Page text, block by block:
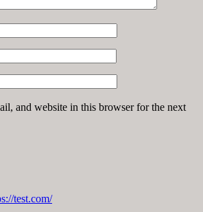
and website in this browser for the next